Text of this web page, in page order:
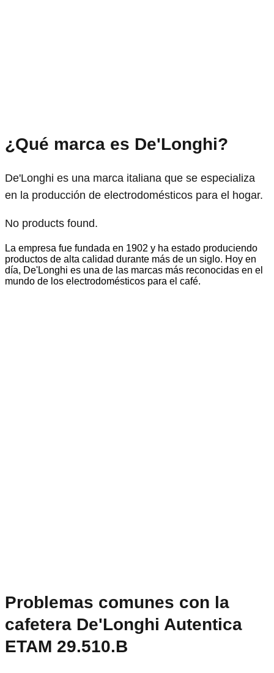
¿Qué marca es De'Longhi?
De'Longhi es una marca italiana que se especializa
en la producción de electrodomésticos para el hogar.
No products found.
La empresa fue fundada en 1902 y ha estado produciendo
productos de alta calidad durante más de un siglo. Hoy en
día, De'Longhi es una de las marcas más reconocidas en el
mundo de los electrodomésticos para el café.
Problemas comunes con la
cafetera De'Longhi Autentica
ETAM 29.510.B